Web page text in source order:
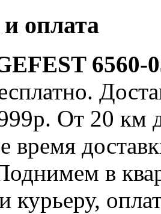
оплата
6560-
От 20 км
время
в
курьеру,